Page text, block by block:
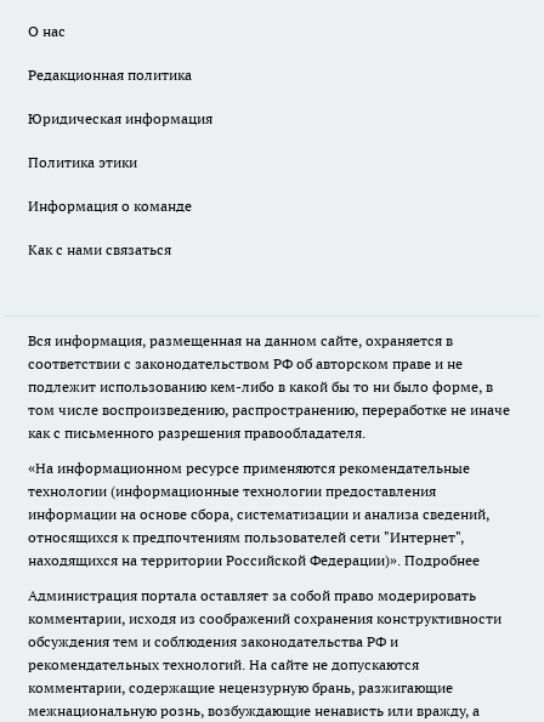
О нас
Редакционная политика
Юридическая информация
Политика этики
Информация о команде
Как с нами связаться
Вся информация, размещенная на данном сайте, охраняется в
соответствии с законодательством РФ об авторском праве и не
подлежит использованию кем-либо в какой бы то ни было форме, в
том числе воспроизведению, распространению, переработке не иначе
как с письменного разрешения правообладателя.
«На информационном ресурсе применяются рекомендательные
технологии (информационные технологии предоставления
информации на основе сбора, систематизации и анализа сведений,
относящихся к предпочтениям пользователей сети "Интернет",
находящихся на территории Российской Федерации)». Подробнее
Администрация портала оставляет за собой право модерировать
комментарии, исходя из соображений сохранения конструктивности
обсуждения тем и соблюдения законодательства РФ и
рекомендательных технологий. На сайте не допускаются
комментарии, содержащие нецензурную брань, разжигающие
межнациональную рознь, возбуждающие ненависть или вражду, а